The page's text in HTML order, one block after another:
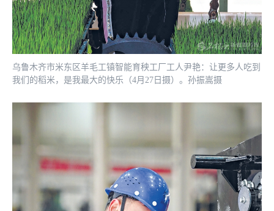
乌鲁木齐市米东区羊毛工镇智能育秧工厂工人尹艳：让更多人吃到
我们的稻米，是我最大的快乐（4月27日摄）。孙振嵩摄